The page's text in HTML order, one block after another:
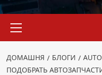
меню
ДОМАШНЯ БЛОГИ
ПОДОБРАТЬ